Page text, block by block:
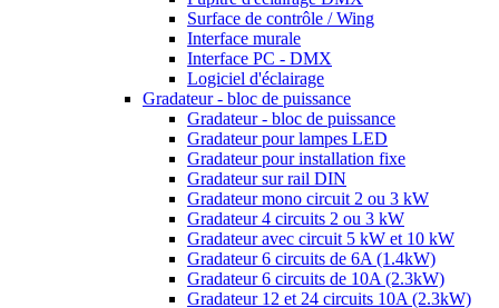
Surface de contrôle / Wing
Interface murale
Interface PC - DMX
Logiciel d'éclairage
Gradateur - bloc de puissance
Gradateur - bloc de puissance
Gradateur pour lampes LED
Gradateur pour installation fixe
Gradateur sur rail DIN
Gradateur mono circuit 2 ou 3 kW
Gradateur 4 circuits 2 ou 3 kW
Gradateur avec circuit 5 kW et 10 kW
Gradateur 6 circuits de 6A (1.4kW)
Gradateur 6 circuits de 10A (2.3kW)
Gradateur 12 et 24 circuits 10A (2.3kW)